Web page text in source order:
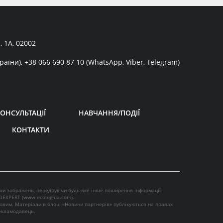
1А, 02002
+38 066 690 87 10 (WhatsApp, Viber, Telegram)
НАВЧАННЯ/ПОДІЇ
КОНТАКТИ
зображень, передрук чи будь-яке інше поширення інформації
(www.ecolog-ua.com).
Матеріали в блоці «Новини партнерів» публікуються на правах